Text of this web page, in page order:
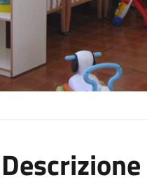
Descrizione